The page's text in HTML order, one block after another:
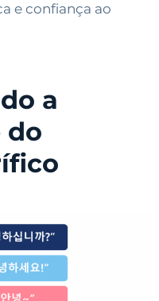
e confiança ao
a
do